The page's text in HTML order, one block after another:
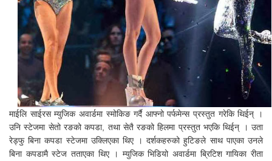
माईलि साईरस म्युजिक अवार्डमा स्मोकिङ गर्दै आफ्नो पर्फमेन्स प्रस्तुत गरेकि थिईन् ।
उनि स्टेजमा सेतो रङको कपडा, तथा सेतै रङको हिलमा प्रस्तुत भएकि थिईन् । उता
रेड्फु बिना कपडा स्टेजमा उक्लिएका थिए । दर्शकहरुको हुटिङले साथ पाएका उनले
बिना कपडामै स्टेज तताएका थिए । म्युजिक भिडियो अवार्डमा ब्रिटिश गायिका रीता